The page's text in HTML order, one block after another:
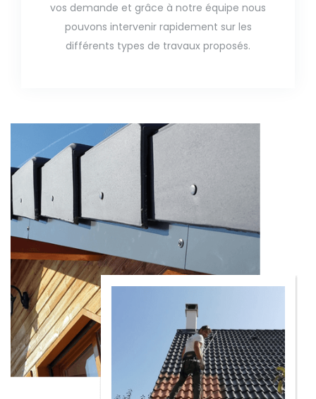
vos demande et grâce à notre équipe nous
pouvons intervenir rapidement sur les
différents types de travaux proposés.